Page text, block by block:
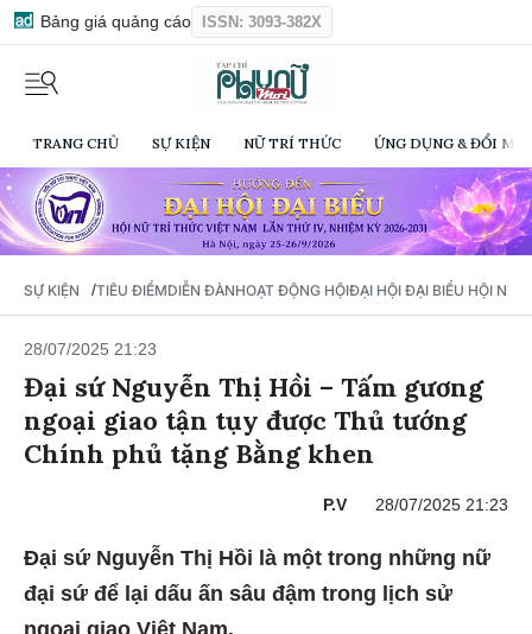
Bảng giá quảng cáo ISSN: 3093-382X
TRANG CHỦ SỰ KIỆN NỮ TRÍ THỨC ỨNG DỤNG & ĐỔI
SỰ KIỆN /TIÊU ĐIỂMDIỄN ĐÀNHOẠT ĐỘNG HỘIĐẠI HỘI ĐẠI BIỂU HỘI NỮ
28/07/2025 21:23
Đại sứ Nguyễn Thị Hồi – Tấm gương
ngoại giao tận tụy được Thủ tướng
Chính phủ tặng Bằng khen
P.V 28/07/2025 21:23
Đại sứ Nguyễn Thị Hồi là một trong những nữ
đại sứ để lại dấu ấn sâu đậm trong lịch sử
ngoại giao Việt Nam.